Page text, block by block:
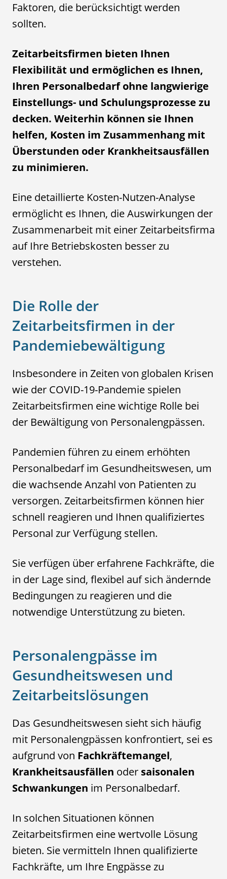
Faktoren, die berücksichtigt werden
sollten.
Zeitarbeitsfirmen bieten Ihnen
Flexibilität und ermöglichen es Ihnen,
Ihren Personalbedarf ohne langwierige
Einstellungs- und Schulungsprozesse zu
decken. Weiterhin können sie Ihnen
helfen, Kosten im Zusammenhang mit
Überstunden oder Krankheitsausfällen
zu minimieren.
Eine detaillierte Kosten-Nutzen-Analyse
ermöglicht es Ihnen, die Auswirkungen der
Zusammenarbeit mit einer Zeitarbeitsfirma
auf Ihre Betriebskosten besser zu
verstehen.
Die Rolle der
Zeitarbeitsfirmen in der
Pandemiebewältigung
Insbesondere in Zeiten von globalen Krisen
wie der COVID-19-Pandemie spielen
Zeitarbeitsfirmen eine wichtige Rolle bei
der Bewältigung von Personalengpässen.
Pandemien führen zu einem erhöhten
Personalbedarf im Gesundheitswesen, um
die wachsende Anzahl von Patienten zu
versorgen. Zeitarbeitsfirmen können hier
schnell reagieren und Ihnen qualifiziertes
Personal zur Verfügung stellen.
Sie verfügen über erfahrene Fachkräfte, die
in der Lage sind, flexibel auf sich ändernde
Bedingungen zu reagieren und die
notwendige Unterstützung zu bieten.
Personalengpässe im
Gesundheitswesen und
Zeitarbeitslösungen
Das Gesundheitswesen sieht sich häufig
mit Personalengpässen konfrontiert, sei es
aufgrund von Fachkräftemangel,
Krankheitsausfällen oder saisonalen
Schwankungen im Personalbedarf.
In solchen Situationen können
Zeitarbeitsfirmen eine wertvolle Lösung
bieten. Sie vermitteln Ihnen qualifizierte
Fachkräfte, um Ihre Engpässe zu